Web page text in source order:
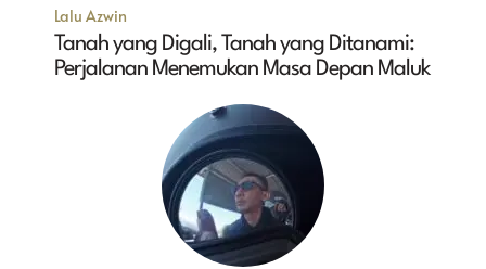
Lalu Azwin
Tanah yang Digali, Tanah yang Ditanami:
Perjalanan Menemukan Masa Depan Maluk